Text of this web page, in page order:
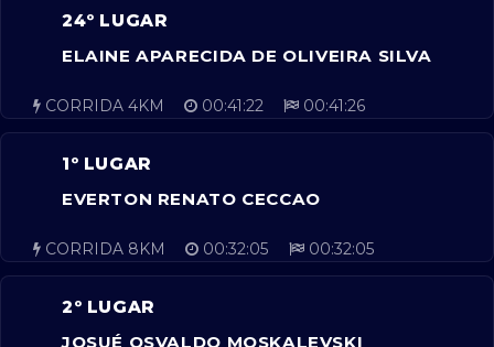
24º LUGAR
ELAINE APARECIDA DE OLIVEIRA SILVA
CORRIDA 4KM 00:41:22 00:41:26
1º LUGAR
EVERTON RENATO CECCAO
CORRIDA 8KM 00:32:05 00:32:05
2º LUGAR
JOSUÉ OSVALDO MOSKALEVSKI